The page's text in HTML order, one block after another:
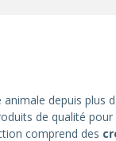
animale depuis plus
de qualité pour
comprend des